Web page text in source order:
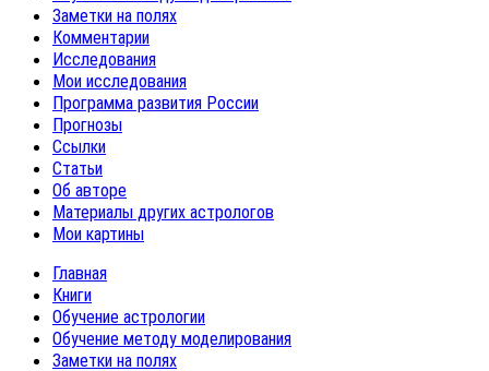
Заметки на полях
Комментарии
Исследования
Мои исследования
Программа развития России
Прогнозы
Ссылки
Статьи
Об авторе
Материалы других астрологов
Мои картины
Главная
Книги
Обучение астрологии
Обучение методу моделирования
Заметки на полях